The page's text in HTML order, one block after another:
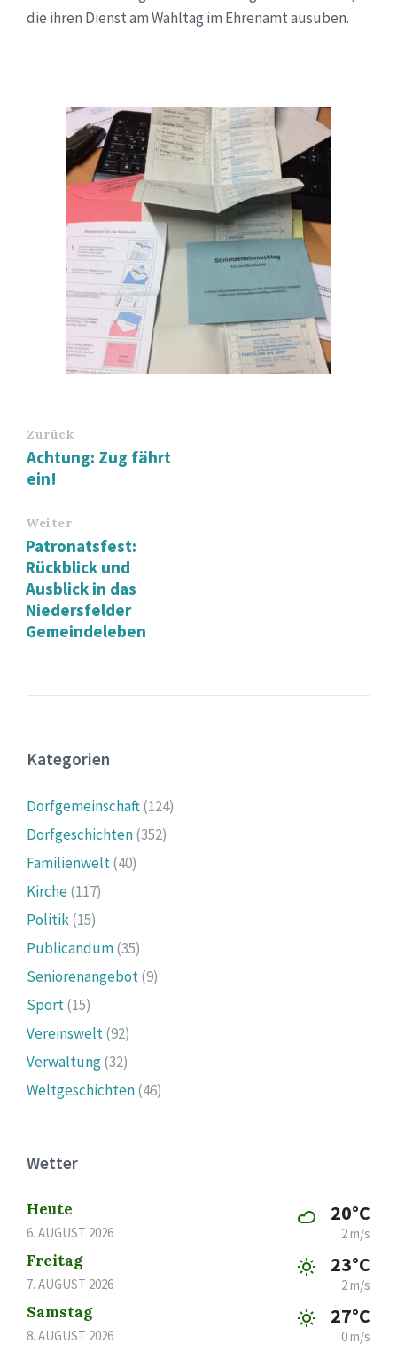
die ihren Dienst am Wahltag im Ehrenamt ausüben.
Zurück
Achtung: Zug fährt
ein!
Weiter
Patronatsfest:
Rückblick und
Ausblick in das
Niedersfelder
Gemeindeleben
Kategorien
Dorfgemeinschaft(124)
Dorfgeschichten(352)
Familienwelt(40)
Kirche(117)
Politik(15)
Publicandum(35)
Seniorenangebot(9)
Sport(15)
Vereinswelt(92)
Verwaltung(32)
Weltgeschichten(46)
Wetter
Heute
6. AUGUST 2026
20°C
2 m/s
Freitag
7. AUGUST 2026
23°C
2 m/s
Samstag
8. AUGUST 2026
27°C
0 m/s